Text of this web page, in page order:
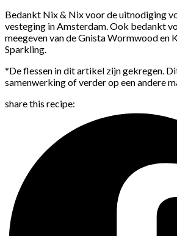
Bedankt Nix & Nix voor de uitnodiging
vesteging in Amsterdam. Ook bedankt
meegeven van de Gnista Wormwood en
Sparkling.
*De flessen in dit artikel zijn gekregen.
samenwerking of verder op een andere
share this recipe: